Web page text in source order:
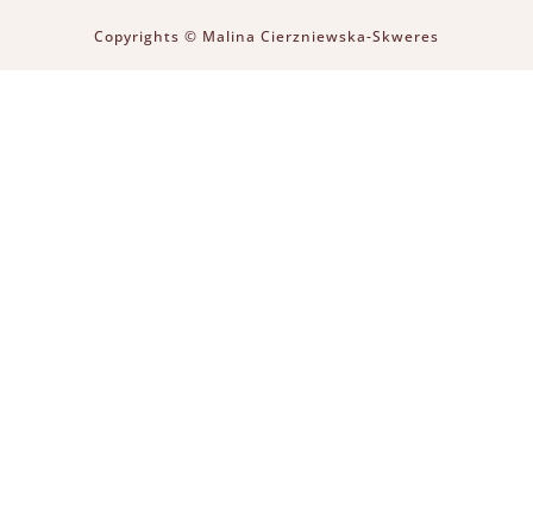
Copyrights © Malina Cierzniewska-Skweres